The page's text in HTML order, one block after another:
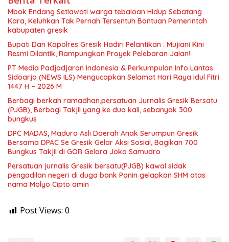
Mbok Endang Setiawati warga tebaloan Hidup Sebatang
Kara, Keluhkan Tak Pernah Tersentuh Bantuan Pemerintah
kabupaten gresik
​Bupati Dan Kapolres Gresik Hadiri Pelantikan : Mujiani Kini
Resmi Dilantik, Rampungkan Proyek Pelebaran Jalan!
PT Media Padjadjaran Indonesia & Perkumpulan Info Lantas
Sidoarjo (NEWS ILS) Mengucapkan Selamat Hari Raya Idul Fitri
1447 H – 2026 M
Berbagi berkah ramadhan,persatuan Jurnalis Gresik Bersatu
(PJGB), Berbagi Takjil yang ke dua kali, sebanyak 300
bungkus
DPC MADAS, Madura Asli Daerah Anak Serumpun Gresik
Bersama DPAC Se Gresik Gelar Aksi Sosial, Bagikan 700
Bungkus Takjil di GOR Gelora Joko Samudro
Persatuan jurnalis Gresik bersatu(PJGB) kawal sidak
pengadilan negeri di duga bank Panin gelapkan SHM atas
nama Molyo Cipto amin
Post Views: 0